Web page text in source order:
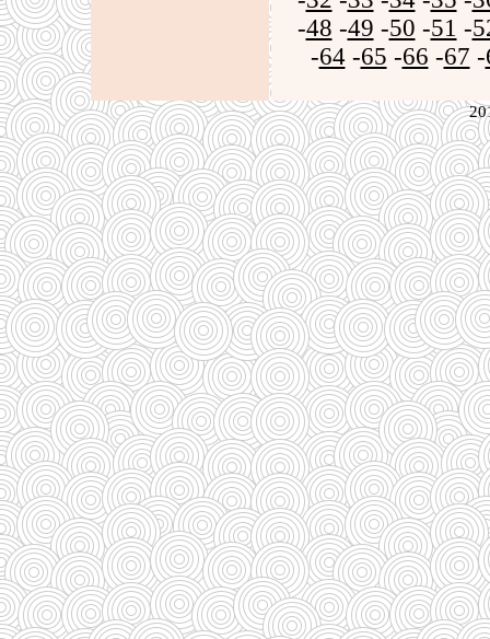
-48 -49 -50 -51 -
-64-65 -66 -67 -